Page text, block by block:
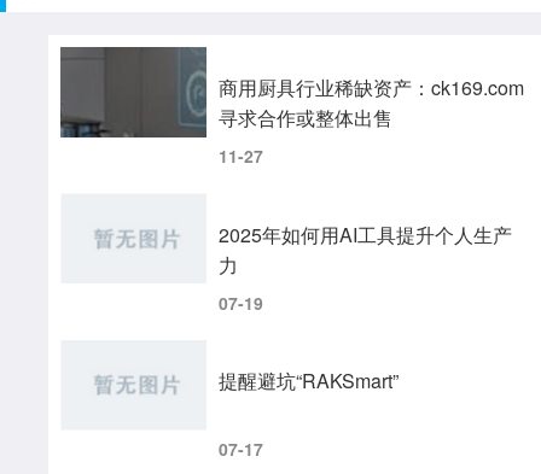
商用厨具行业稀缺资产：ck169.com
寻求合作或整体出售
11-27
2025年如何用AI工具提升个人生产
力
07-19
提醒避坑“RAKSmart”
07-17